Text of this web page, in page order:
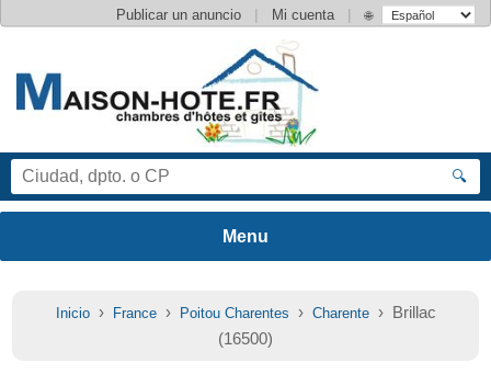
Publicar un anuncio | Mi cuenta | 🌐
🔍
Inicio› France› Poitou Charentes › Charente› Brillac
(16500)